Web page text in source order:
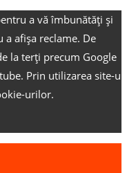
a vă îmbunătăți și
a afișa reclame. De
la terți precum Google
Prin utilizarea site-
urilor.